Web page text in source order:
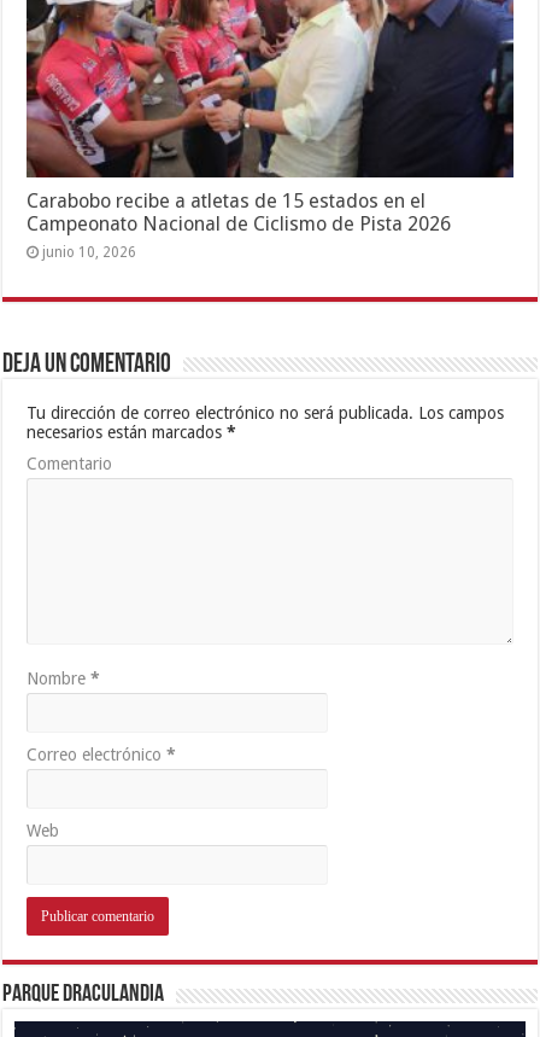
Carabobo recibe a atletas de 15 estados en el
Campeonato Nacional de Ciclismo de Pista 2026
junio 10, 2026
Deja un comentario
Tu dirección de correo electrónico no será publicada. Los campos
necesarios están marcados*
Comentario
Nombre*
Correo electrónico*
Web
Parque Draculandia